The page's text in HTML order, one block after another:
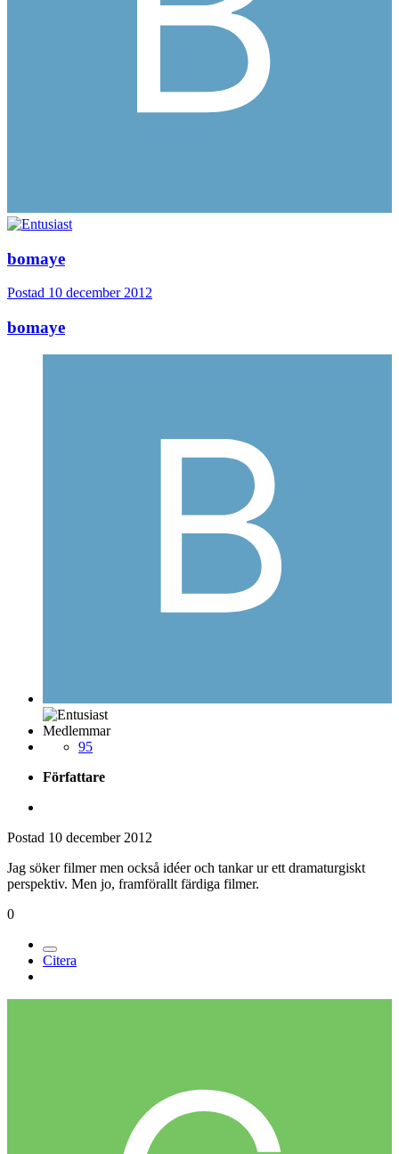
bomaye
Postad 10 december 2012
bomaye
Medlemmar
95
Författare
Postad 10 december 2012
Jag söker filmer men också idéer och tankar ur ett dramaturgiskt
perspektiv. Men jo, framförallt färdiga filmer.
0
Citera